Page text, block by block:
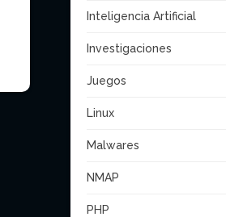
Inteligencia Artificial
Investigaciones
Juegos
Linux
Malwares
NMAP
PHP